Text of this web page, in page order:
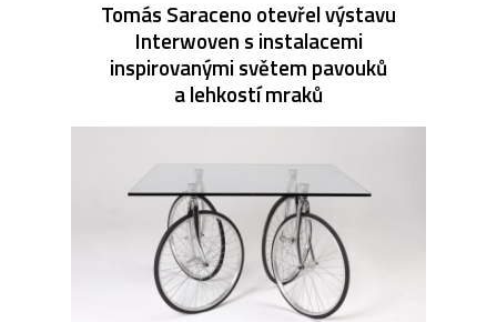
Tomás Saraceno otevřel výstavu
Interwoven s instalacemi
inspirovanými světem pavouků
a lehkostí mraků